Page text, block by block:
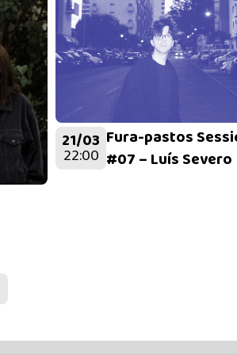
21/03
22:00
Fura-pastos
#07 – Luís Severo